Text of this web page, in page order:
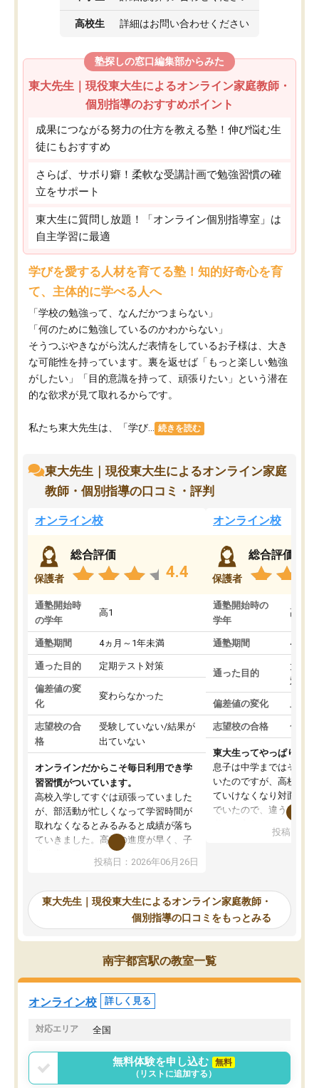
高校生 詳細はお問い合わせください
塾探しの窓口編集部からみた
東大先生｜現役東大生によるオンライン家庭教師・
個別指導のおすすめポイント
成果につながる努力の仕方を教える塾！伸び悩む生
徒にもおすすめ
さらば、サボり癖！柔軟な受講計画で勉強習慣の確
立をサポート
東大生に質問し放題！「オンライン個別指導室」は
自主学習に最適
学びを愛する人材を育てる塾！知的好奇心を育
て、主体的に学べる人へ
「学校の勉強って、なんだかつまらない」
「何のために勉強しているのかわからない」
そうつぶやきながら沈んだ表情をしているお子様は、大き
な可能性を持っています。裏を返せば「もっと楽しい勉強
がしたい」「目的意識を持って、頑張りたい」という潜在
的な欲求が見て取れるからです。
私たち東大先生は、「学び... 続きを読む
東大先生｜現役東大生によるオンライン家庭
教師・個別指導の口コミ・評判
オンライン校
保護者
総合評価
4.4
通塾開始時
の学年
高1
通塾期間 4ヵ月～1年未満
通った目的 定期テスト対策
偏差値の変
化
変わらなかった
志望校の合
格
受験していない/結果が
出ていない
オンラインだからこそ毎日利用でき学
習習慣がついています。
高校入学してすぐは頑張っていました
が、部活動が忙しくなって学習時間が
取れなくなるとみるみると成績が落ち
ていきました。高校の進度が早く、子
供も家に帰って勉強の話すると嫌な反
応を示します。東大先生にお願いして
れるので、親としても安心です。毎日
使える自習室とかもあり、わからない
ところがあれば先生が回答してくれる
のも重宝しています。
投稿日：2026年06月26日
オンライン校
保護者
総合評価
通塾開始時の
学年
高3
通塾期間 4ヵ月
通った目的
大学
対策
偏差値の変化 上が
志望校の合格 合格
東大生ってやっぱりすご
息子は中学まではそこそ
いたのですが、高校に入
ていけなくなり対面の塾
でいたので、違うアプロ
で、当初は模試でD判定
自習室が毎日使えていつ
るのが心強かったよう
謝です。
投稿日：
東大先生｜現役東大生によるオンライン家庭教師・
個別指導の口コミをもっとみる
南宇都宮駅の教室一覧
オンライン校 詳しく見る
対応エリア 全国
無料体験を申し込む
無料
（リストに追加する）